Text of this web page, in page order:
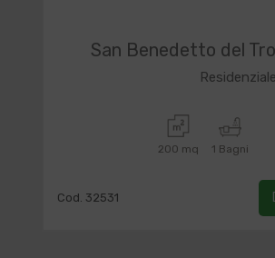
San Benedetto del
200 mq 1 Bagni
Cod. 32531